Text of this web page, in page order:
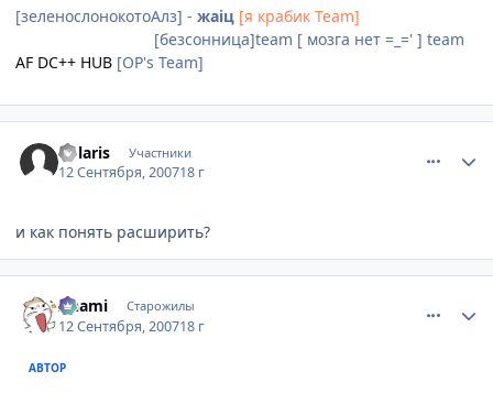
[зеленослонокотоАлз] - жаiц [я крабик Team]
[безсонница]team [ мозга нет =_=' ] team
AF DC++ HUB [OP's Team]
Polaris Участники
12 Сентября, 200718 г
и как понять расширить?
Anami Старожилы
12 Сентября, 200718 г
АВТОР